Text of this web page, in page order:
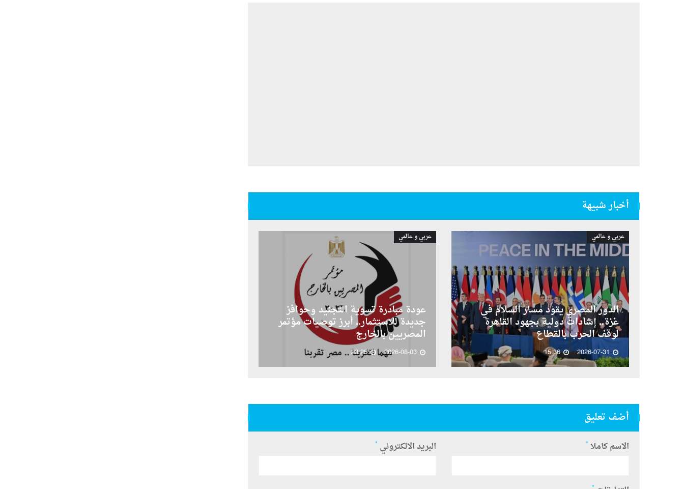
أخبار شبيهة
عربي و عالمي
الدور المصري يقود مسار السلام في
غزة.. إشادات دولية بجهود القاهرة
لوقف الحرب بالقطاع
2026-07-31
15:36
عربي و عالمي
عودة مبادرة تسوية التجنيد وحوافز
جديدة للاستثمار.. أبرز توصيات مؤتمر
المصريين بالخارج
2026-08-03
23:25
أضف تعليق
الاسم كاملا * البريد الالكتروني *